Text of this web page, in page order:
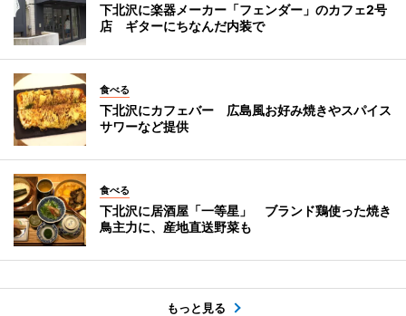
下北沢に楽器メーカー「フェンダー」のカフェ2号
店 ギターにちなんだ内装で
食べる
下北沢にカフェバー 広島風お好み焼きやスパイス
サワーなど提供
食べる
下北沢に居酒屋「一等星」 ブランド鶏使った焼き
鳥主力に、産地直送野菜も
もっと見る